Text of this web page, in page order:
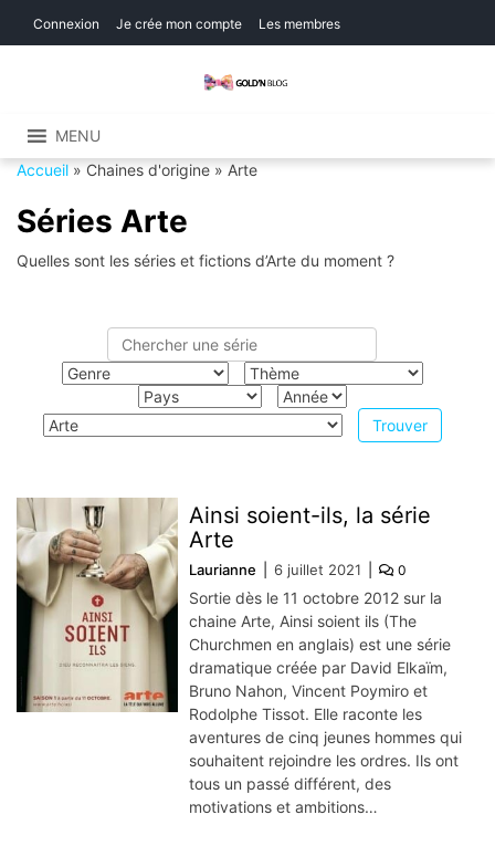
Connexion Je crée mon compte Les membres
MENU
Accueil » Chaines d'origine » Arte
Séries Arte
Quelles sont les séries et fictions d’Arte du moment ?
Ainsi soient-ils, la série
Arte
Laurianne 6 juillet 2021 0
Sortie dès le 11 octobre 2012 sur la
chaine Arte, Ainsi soient ils (The
Churchmen en anglais) est une série
dramatique créée par David Elkaïm,
Bruno Nahon, Vincent Poymiro et
Rodolphe Tissot. Elle raconte les
aventures de cinq jeunes hommes qui
souhaitent rejoindre les ordres. Ils ont
tous un passé différent, des
motivations et ambitions…